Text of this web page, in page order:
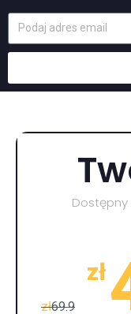
Dostępny
zł69.9
zł